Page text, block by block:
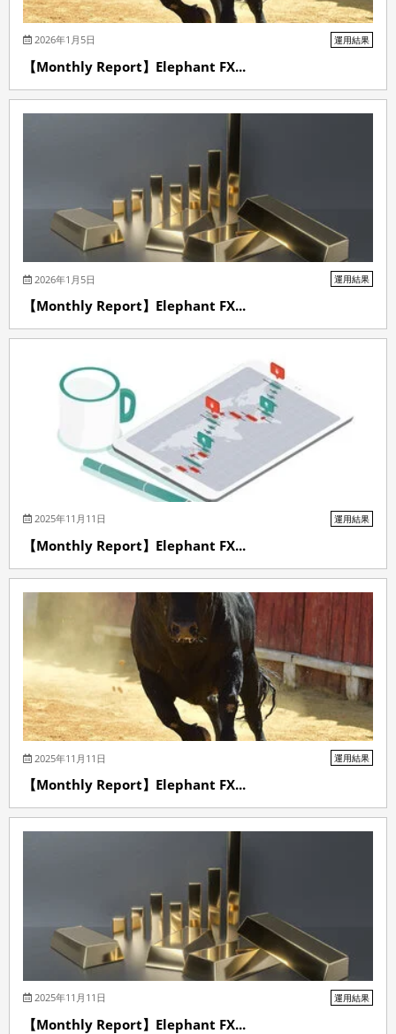
2026年1月5日 運用結果
【Monthly Report】Elephant FX...
2026年1月5日 運用結果
【Monthly Report】Elephant FX...
2025年11月11日 運用結果
【Monthly Report】Elephant FX...
2025年11月11日 運用結果
【Monthly Report】Elephant FX...
2025年11月11日 運用結果
【Monthly Report】Elephant FX...